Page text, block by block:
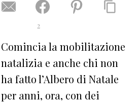
2
Comincia la mobilitazione
natalizia e anche chi non
ha fatto l’Albero di Natale
per anni, ora, con dei